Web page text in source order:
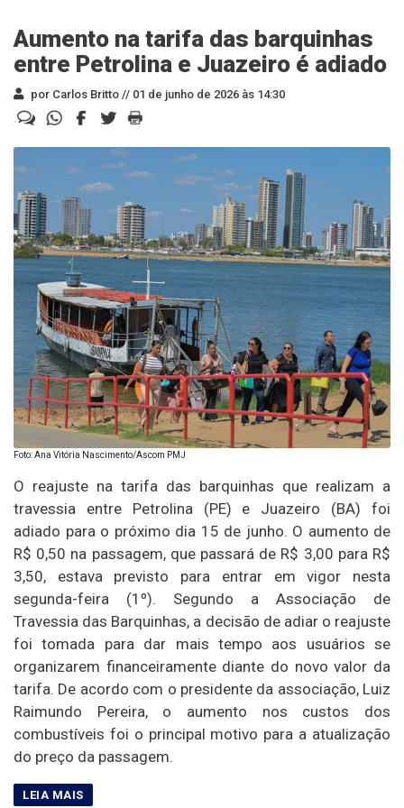
Aumento na tarifa das barquinhas
entre Petrolina e Juazeiro é adiado
por Carlos Britto // 01 de junho de 2026 às 14:30
Foto: Ana Vitória Nascimento/Ascom PMJ
O reajuste na tarifa das barquinhas que realizam a
travessia entre Petrolina (PE) e Juazeiro (BA) foi
adiado para o próximo dia 15 de junho. O aumento de
R$ 0,50 na passagem, que passará de R$ 3,00 para R$
3,50, estava previsto para entrar em vigor nesta
segunda-feira (1º). Segundo a Associação de
Travessia das Barquinhas, a decisão de adiar o reajuste
foi tomada para dar mais tempo aos usuários se
organizarem financeiramente diante do novo valor da
tarifa. De acordo com o presidente da associação, Luiz
Raimundo Pereira, o aumento nos custos dos
combustíveis foi o principal motivo para a atualização
do preço da passagem.